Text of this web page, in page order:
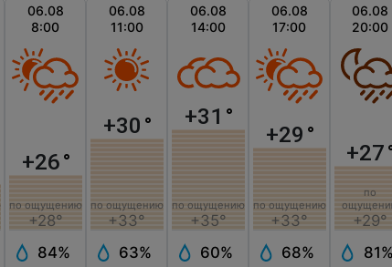
06.08
8:00
+26°
по ощущению
+28°
84%
06.08
11:00
+30 °
по ощущению
+33°
63%
06.08
14:00
+31 °
по ощущению
+35°
60%
06.08
17:00
+29 °
по ощущению
+33°
68%
06.08
20:00
+27
по
+29°
81%